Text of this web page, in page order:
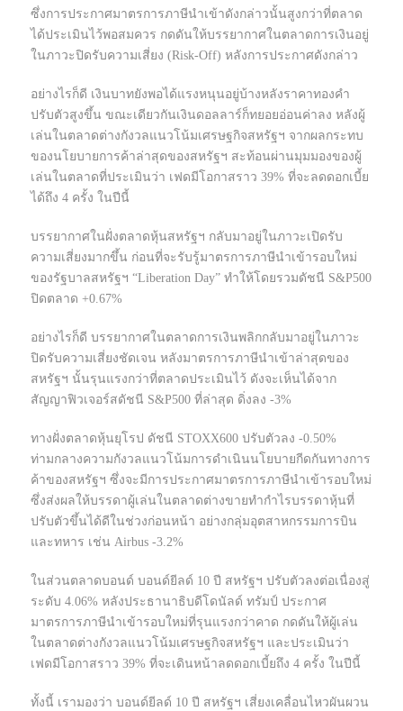
ซึ่งการประกาศมาตรการภาษีนำเข้าดังกล่าวนั้นสูงกว่าที่ตลาด
ได้ประเมินไว้พอสมควร กดดันให้บรรยากาศในตลาดการเงินอยู่
ในภาวะปิดรับความเสี่ยง (Risk-Off) หลังการประกาศดังกล่าว
อย่างไรก็ดี เงินบาทยังพอได้แรงหนุนอยู่บ้างหลังราคาทองคำ
ปรับตัวสูงขึ้น ขณะเดียวกันเงินดอลลาร์ก็ทยอยอ่อนค่าลง หลังผู้
เล่นในตลาดต่างกังวลแนวโน้มเศรษฐกิจสหรัฐฯ จากผลกระทบ
ของนโยบายการค้าล่าสุดของสหรัฐฯ สะท้อนผ่านมุมมองของผู้
เล่นในตลาดที่ประเมินว่า เฟดมีโอกาสราว 39% ที่จะลดดอกเบี้ย
ได้ถึง 4 ครั้ง ในปีนี้
บรรยากาศในฝั่งตลาดหุ้นสหรัฐฯ กลับมาอยู่ในภาวะเปิดรับ
ความเสี่ยงมากขึ้น ก่อนที่จะรับรู้มาตรการภาษีนำเข้ารอบใหม่
ของรัฐบาลสหรัฐฯ “Liberation Day” ทำให้โดยรวมดัชนี S&P500
ปิดตลาด +0.67%
อย่างไรก็ดี บรรยากาศในตลาดการเงินพลิกกลับมาอยู่ในภาวะ
ปิดรับความเสี่ยงชัดเจน หลังมาตรการภาษีนำเข้าล่าสุดของ
สหรัฐฯ นั้นรุนแรงกว่าที่ตลาดประเมินไว้ ดังจะเห็นได้จาก
สัญญาฟิวเจอร์สดัชนี S&P500 ที่ล่าสุด ดิ่งลง -3%
ทางฝั่งตลาดหุ้นยุโรป ดัชนี STOXX600 ปรับตัวลง -0.50%
ท่ามกลางความกังวลแนวโน้มการดำเนินนโยบายกีดกันทางการ
ค้าของสหรัฐฯ ซึ่งจะมีการประกาศมาตรการภาษีนำเข้ารอบใหม่
ซึ่งส่งผลให้บรรดาผู้เล่นในตลาดต่างขายทำกำไรบรรดาหุ้นที่
ปรับตัวขึ้นได้ดีในช่วงก่อนหน้า อย่างกลุ่มอุตสาหกรรมการบิน
และทหาร เช่น Airbus -3.2%
ในส่วนตลาดบอนด์ บอนด์ยีลด์ 10 ปี สหรัฐฯ ปรับตัวลงต่อเนื่องสู่
ระดับ 4.06% หลังประธานาธิบดีโดนัลด์ ทรัมป์ ประกาศ
มาตรการภาษีนำเข้ารอบใหม่ที่รุนแรงกว่าคาด กดดันให้ผู้เล่น
ในตลาดต่างกังวลแนวโน้มเศรษฐกิจสหรัฐฯ และประเมินว่า
เฟดมีโอกาสราว 39% ที่จะเดินหน้าลดดอกเบี้ยถึง 4 ครั้ง ในปีนี้
ทั้งนี้ เรามองว่า บอนด์ยีลด์ 10 ปี สหรัฐฯ เสี่ยงเคลื่อนไหวผันผวน